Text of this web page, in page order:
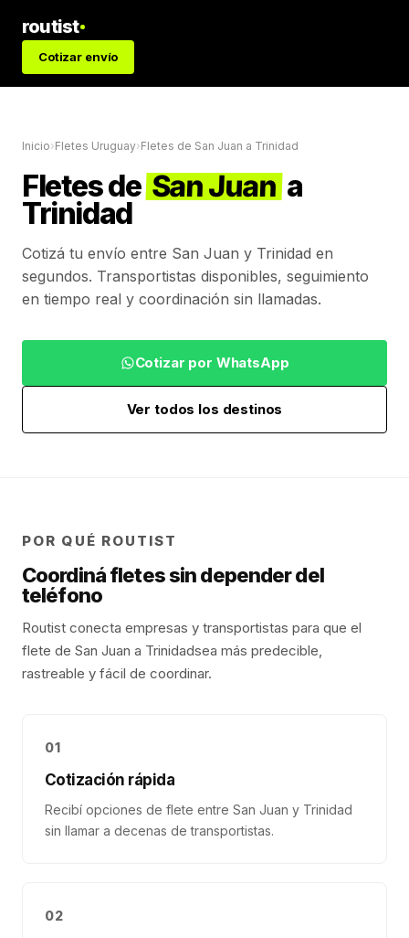
routist
Cotizar envío
Inicio›Fletes Uruguay›Fletes de San Juan a Trinidad
Fletes de San Juan a
Trinidad
Cotizá tu envío entre San Juan y Trinidad en
segundos. Transportistas disponibles, seguimiento
en tiempo real y coordinación sin llamadas.
Cotizar por WhatsApp
Ver todos los destinos
POR QUÉ ROUTIST
Coordiná fletes sin depender del
teléfono
Routist conecta empresas y transportistas para que el
flete de San Juan a Trinidadsea más predecible,
rastreable y fácil de coordinar.
01
Cotización rápida
Recibí opciones de flete entre San Juan y Trinidad
sin llamar a decenas de transportistas.
02